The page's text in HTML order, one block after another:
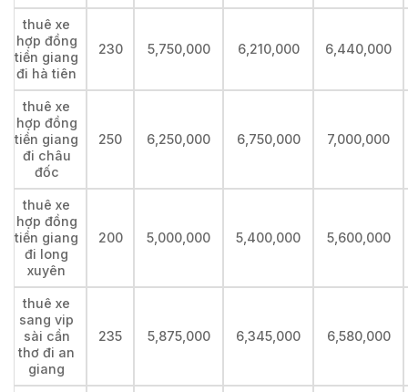
thuê xe
hợp đồng
tiền giang
đi hà tiên
230 5,750,000 6,210,000 6,440,000
thuê xe
hợp đồng
tiền giang
đi châu
đốc
250 6,250,000 6,750,000 7,000,000
thuê xe
hợp đồng
tiền giang
đi long
xuyên
200 5,000,000 5,400,000 5,600,000
thuê xe
sang vip
sài cần
thơ đi an
giang
235 5,875,000 6,345,000 6,580,000